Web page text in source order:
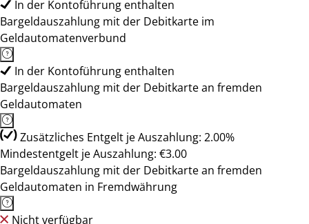
In der Kontoführung enthalten
Bargeldauszahlung mit der Debitkarte im
Geldautomatenverbund
In der Kontoführung enthalten
Bargeldauszahlung mit der Debitkarte an fremden
Geldautomaten
Zusätzliches Entgelt je Auszahlung: 2.00%
Mindestentgelt je Auszahlung: €3.00
Bargeldauszahlung mit der Debitkarte an fremden
Geldautomaten in Fremdwährung
Nicht verfügbar